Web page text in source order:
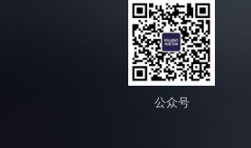
公众号